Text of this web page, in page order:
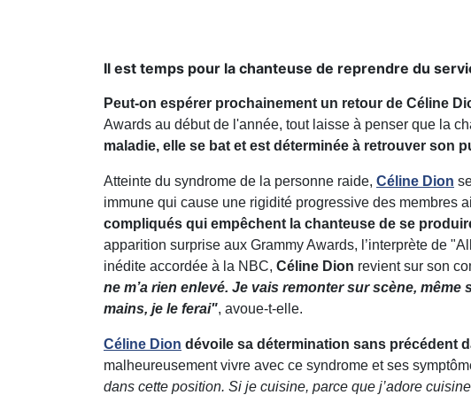
Il est temps pour la chanteuse de reprendre du
Peut-on espérer prochainement un retour de Céline
Awards au début de l'année, tout laisse à penser que la
maladie, elle se bat et est déterminée à retrouver son
Atteinte du syndrome de la personne raide, Céline Dion
immune qui cause une rigidité progressive des membres
compliqués qui empêchent la chanteuse de se
apparition surprise aux Grammy Awards, l’interprète de
inédite accordée à la NBC, Céline Dion revient sur son
ne m’a rien enlevé. Je vais remonter sur scène,
mains, je le ferai", avoue-t-elle.
Céline Dion dévoile sa détermination sans précédent
malheureusement vivre avec ce syndrome et ses
dans cette position. Si je cuisine, parce que j’adore